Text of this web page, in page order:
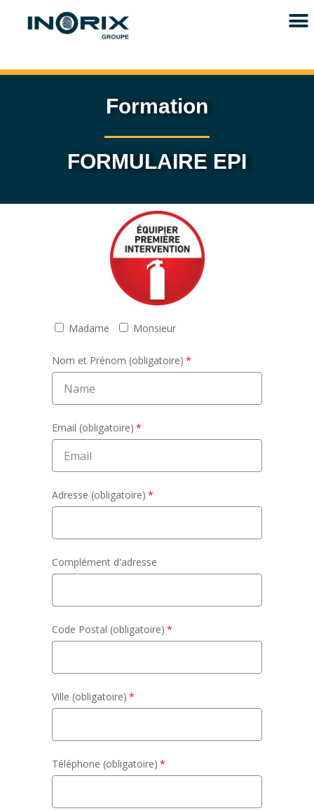
Formation
FORMULAIRE EPI
Madame Monsieur
Nom et Prénom (obligatoire)
Email (obligatoire)
Adresse (obligatoire)
Complément d'adresse
Code Postal (obligatoire)
Ville (obligatoire)
Téléphone (obligatoire)